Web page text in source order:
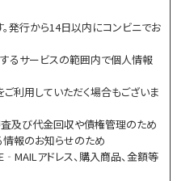
発行から14日以内にコンビニでお
るサービスの範囲内で個人情報
利用していただく場合もございま
及び代金回収や債権管理のため
情報のお知らせのため
アドレス、購入商品、金額等